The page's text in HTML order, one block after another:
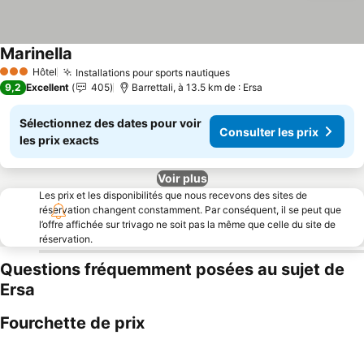
3 ÉtoilesHôtel Installations pour sports nautiques
Marinella
9,2 Excellent 405 Barrettali, à 13.5 km de : Ersa
Sélectionnez des dates pour voir
les prix exacts
Consulter les prix
Voir plus
Les prix et les disponibilités que nous recevons des sites de
réservation changent constamment. Par conséquent, il se peut que
l’offre affichée sur trivago ne soit pas la même que celle du site de
réservation.
Questions fréquemment posées au sujet de
Ersa
Fourchette de prix